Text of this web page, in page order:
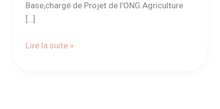
Base,chargé de Projet de l’ONG Agriculture
[…]
Lire la suite »